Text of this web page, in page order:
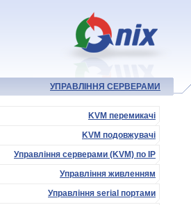
УПРАВЛІННЯ СЕРВЕРАМИ
KVM перемикачі
KVM подовжувачі
Управління серверами (KVM) по IP
Управління живленням
Управління serial портами